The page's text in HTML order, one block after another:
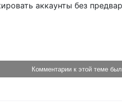
аккаунты без
Комментарии к этой теме